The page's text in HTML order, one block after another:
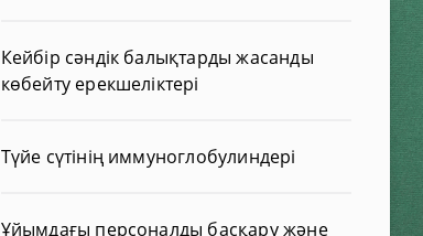
Кейбір сәндік балықтарды жасанды
көбейту ерекшеліктері
Түйе сүтінің иммуноглобулиндері
Ұйымдағы персоналды басқару және